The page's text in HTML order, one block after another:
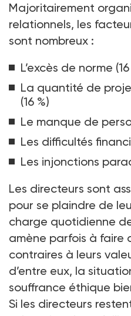
Majoritairement
relationnels, les
sont nombreux :
L’excès de norme (16
La quantité de
(16 %)
Le manque de
Les difficultés
Les injonctions
Les directeurs sont
pour se plaindre de
charge quotidienne
amène parfois à faire
contraires à leurs
d’entre eux, la
souffrance éthique
Si les directeurs